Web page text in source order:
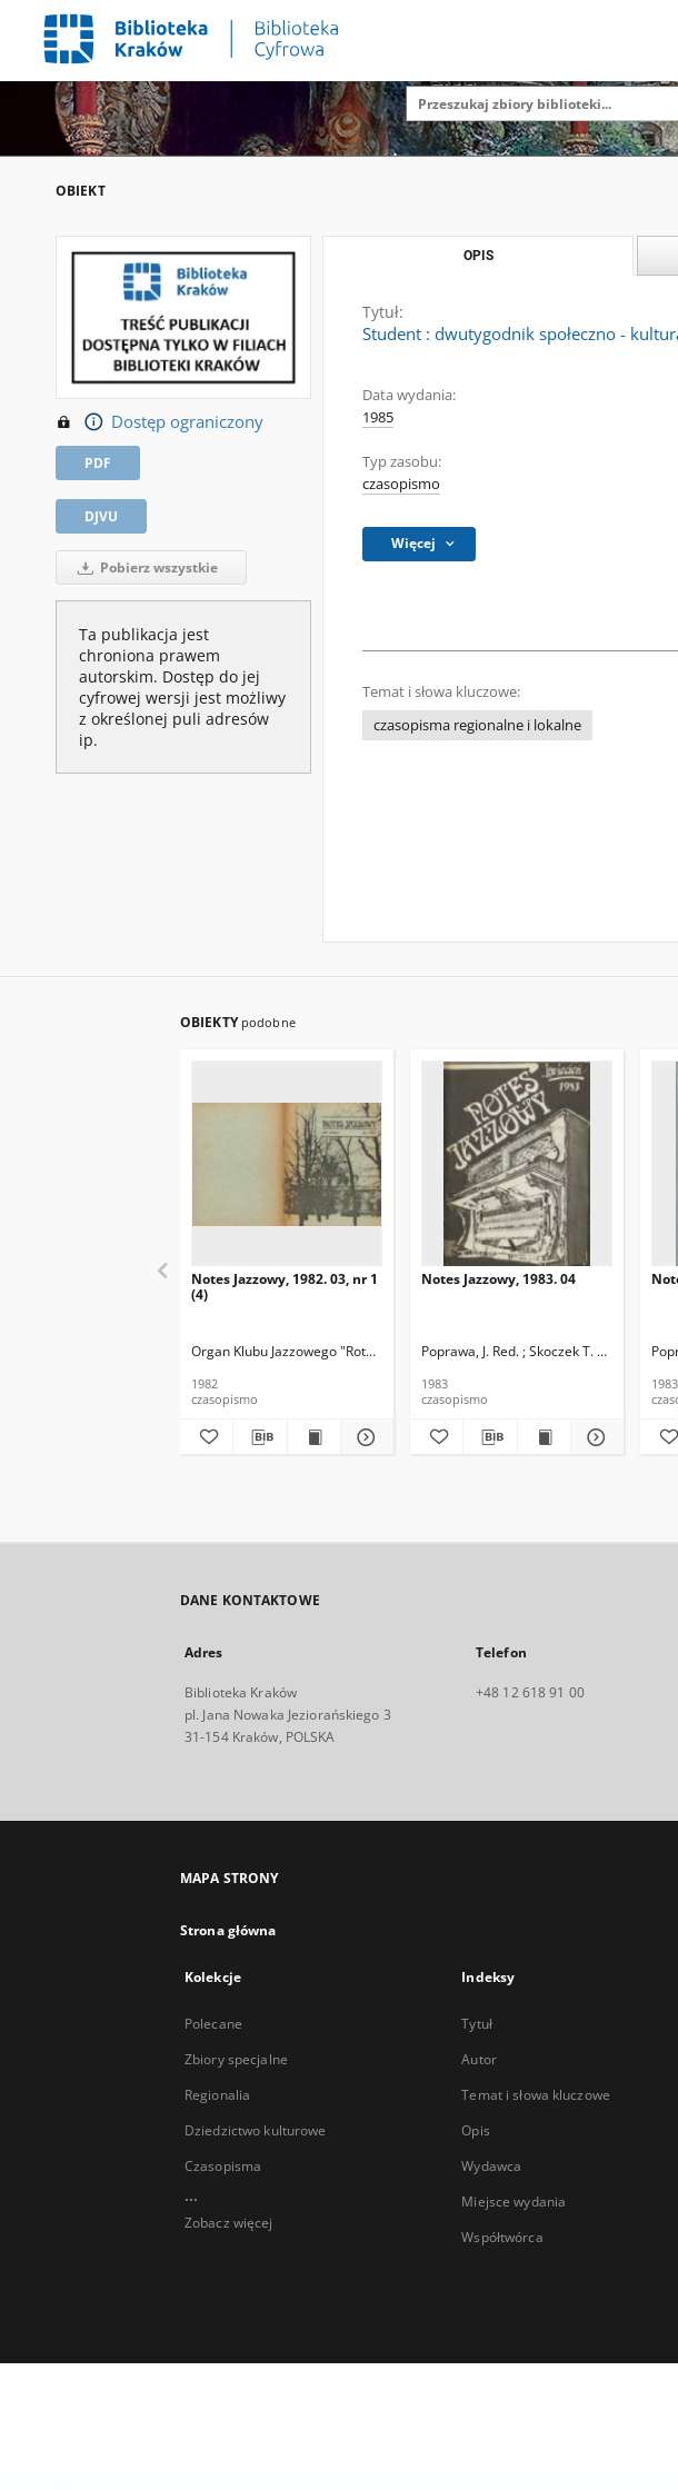
OBIEKT
Dostęp ograniczony
PDF
DJVU
Pobierz wszystkie
Ta publikacja jest
chroniona prawem
autorskim. Dostęp do jej
cyfrowej wersji jest możliwy
z określonej puli adresów
ip.
OPIS
Tytuł:
Student : dwutygodnik społeczno -
Data wydania:
1985
Typ zasobu:
czasopismo
Więcej
Temat i słowa kluczowe:
czasopisma regionalne i lokalne
OBIEKTY podobne
Notes Jazzowy, 1982. 03, nr 1
(4)
Organ Klubu Jazzowego "Rotunda" Skoczek, T. Red.
1982
czasopismo
Notes Jazzowy, 1983. 04
Poprawa, J. Red. ; Skoczek T. Red.
1983
czasopismo
1983
DANE KONTAKTOWE
Adres
Biblioteka Kraków
pl. Jana Nowaka Jeziorańskiego 3
31-154 Kraków, POLSKA
Telefon
+48 12 618 91 00
MAPA STRONY
Strona główna
Kolekcje
Polecane
Zbiory specjalne
Regionalia
Dziedzictwo kulturowe
Czasopisma
...
Zobacz więcej
Indeksy
Tytuł
Autor
Temat i słowa kluczowe
Opis
Wydawca
Miejsce wydania
Współtwórca